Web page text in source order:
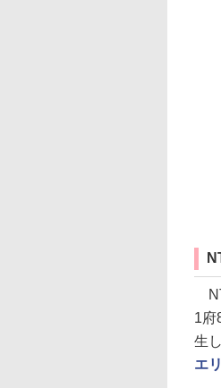
1府
生
エ